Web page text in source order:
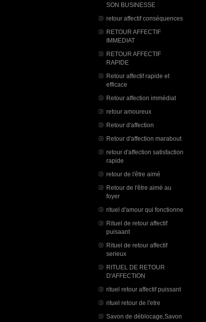
SON BUSINESSE
retour affectif conséquences
RETOUR AFFECTIF
IMMEDIAT
RETOUR AFFECTIF
RAPIDE
Retour affectif rapide et
efficace
Retour affection immédiat
retour amoureux
Retour d'affection
Retour d'affection marabout
retour d'affection satisfaction
rapide
retour de l'être aimé
Retour de l'être aimé au
foyer
rituel d'amour qui fonctionne
Rituel de retour affectif
puisaant
Rituel de retour affectif
serieux
RITUEL DE RETOUR
D'AFFECTION
rituel retour affectif puissant
rituel retour de l'etre
Savon de déblocage,Savon